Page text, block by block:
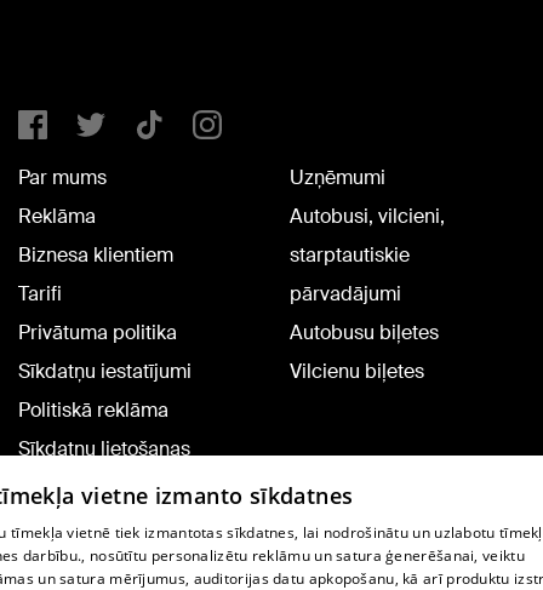
Par mums
Reklāma
Biznesa klientiem
Tarifi
Privātuma politika
Sīkdatņu iestatījumi
Politiskā reklāma
Sīkdatņu lietošanas
noteikumi
Komentāru pievienošana
Uzņēmumi
Autobusi, vilcieni,
starptautiskie
pārvadājumi
Autobusu biļetes
Vilcienu biļetes
TV programma
vietne izmanto sīkdatnes
tīmekļa vietnē tiek izmantotas sīkdatnes, lai nodrošinātu un uzlabotu
darbību., nosūtītu personalizētu reklāmu un satura ģenerēšanai, veiktu
un satura mērījumus, auditorijas datu apkopošanu, kā arī produktu